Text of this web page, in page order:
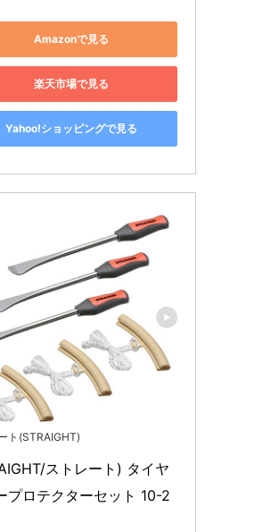
Amazonで見る
楽天市場で見る
Yahoo!ショッピングで見る
ト(STRAIGHT)
ストレート) タイヤ
プロテクターセット 10-2